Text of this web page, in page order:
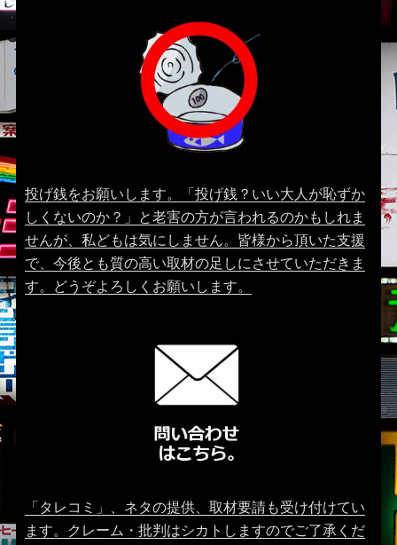
投げ銭をお願いします。「投げ銭？いい大人が恥ずか
しくないのか？」と老害の方が言われるのかもしれま
せんが、私どもは気にしません。皆様から頂いた支援
で、今後とも質の高い取材の足しにさせていただきま
す。どうぞよろしくお願いします。
「タレコミ」、ネタの提供、取材要請も受け付けてい
ます。クレーム・批判はシカトしますのでご了承くだ